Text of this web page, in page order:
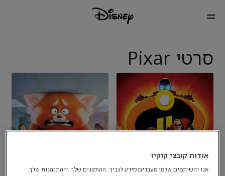
סרטי Pixar
אודות קובצי קוקיז
אנו והשותפים שלמו מעבדים מידע לגביך, ההתקנים שלך וההתנהגות שלך